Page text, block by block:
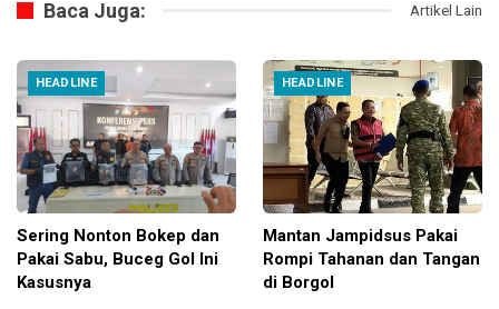
Baca Juga: Artikel Lain
HEADLINE
Sering Nonton Bokep dan
Pakai Sabu, Buceg Gol Ini
Kasusnya
HEADLINE
Mantan Jampidsus Pakai
Rompi Tahanan dan Tangan
di Borgol